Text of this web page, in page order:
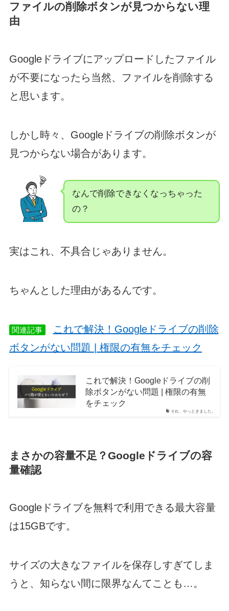
ファイルの削除ボタンが見つからない理
由
Googleドライブにアップロードしたファイル
が不要になったら当然、ファイルを削除する
と思います。
しかし時々、Googleドライブの削除ボタンが
見つからない場合があります。
なんで削除できなくなっちゃった
の？
実はこれ、不具合じゃありません。
ちゃんとした理由があるんです。
関連記事
これで解決！Googleドライブの削除
ボタンがない問題 | 権限の有無をチェック
それ、やっときました。
これで解決！Googleドライブの削
除ボタンがない問題 | 権限の有無
をチェック
まさかの容量不足？Googleドライブの容
量確認
Googleドライブを無料で利用できる最大容量
は15GBです。
サイズの大きなファイルを保存しすぎてしま
うと、知らない間に限界なんてことも…。